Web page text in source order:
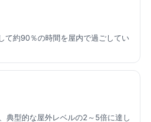
て約90％の時間を屋内で過ごしてい
典型的な屋外レベルの2～5倍に達し